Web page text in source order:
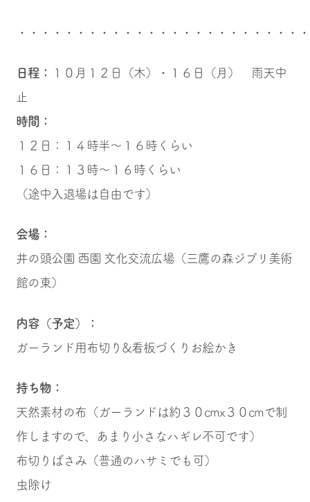
・・・・・・・・・・・・・・・・・・・・・・・・
日程：
１０月１２日（木）・１６日（月） 雨天中
止
時間：
１２日：１４時半〜１６時くらい
１６日：１３時〜１６時くらい
（途中入退場は自由です）
会場：
井の頭公園 西園 文化交流広場（三鷹の森ジブリ美術
館の東）
内容（予定）：
ガーランド用布切り&看板づくりお絵かき
持ち物：
天然素材の布（ガーランドは約３０cmx３０cmで制
作しますので、あまり小さなハギレ不可です）
布切りばさみ（普通のハサミでも可）
虫除け